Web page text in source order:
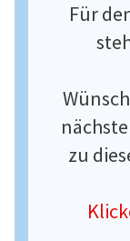
Für
zu